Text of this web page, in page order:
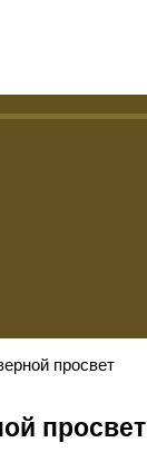
просвет
просвет